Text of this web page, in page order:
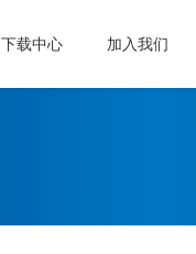
下载中心 加入我们